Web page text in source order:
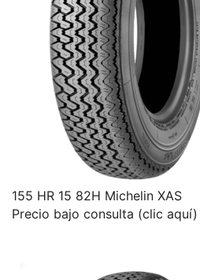
155 HR 15 82H Michelin XAS
Precio bajo consulta (clic aquí)